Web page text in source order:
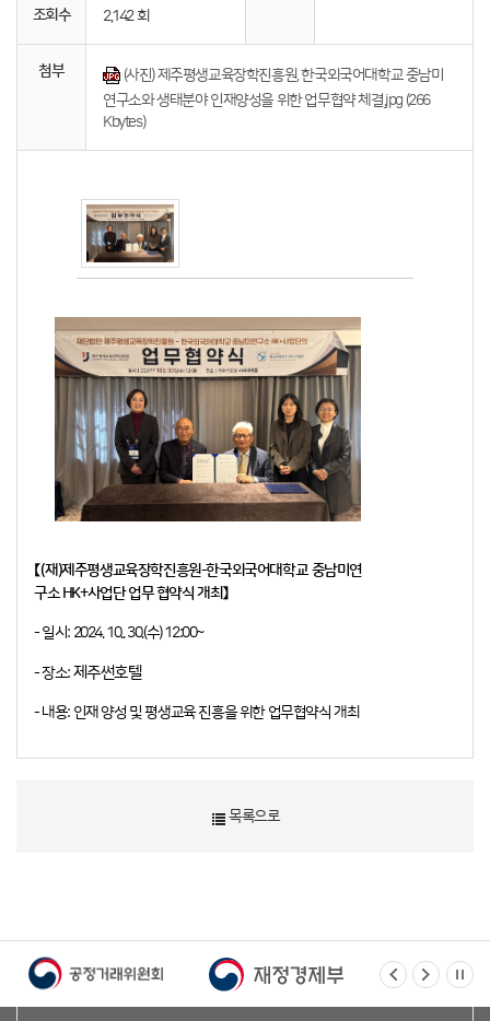
조회수 2,142 회
첨부
(사진) 제주평생교육장학진흥원, 한국외국어대학교 중남미
연구소와 생태분야 인재양성을 위한 업무협약 체결.jpg (266
Kbytes)
【(재)제주평생교육장학진흥원-한국외국어대학교 중남미연
구소 HK+사업단업무 협약식 개최】
- 일시: 2024. 10.. 30.(수) 12:00~
- 장소:제주썬호텔
- 내용: 인재 양성 및 평생교육 진흥을위한 업무협약식 개최
목록으로